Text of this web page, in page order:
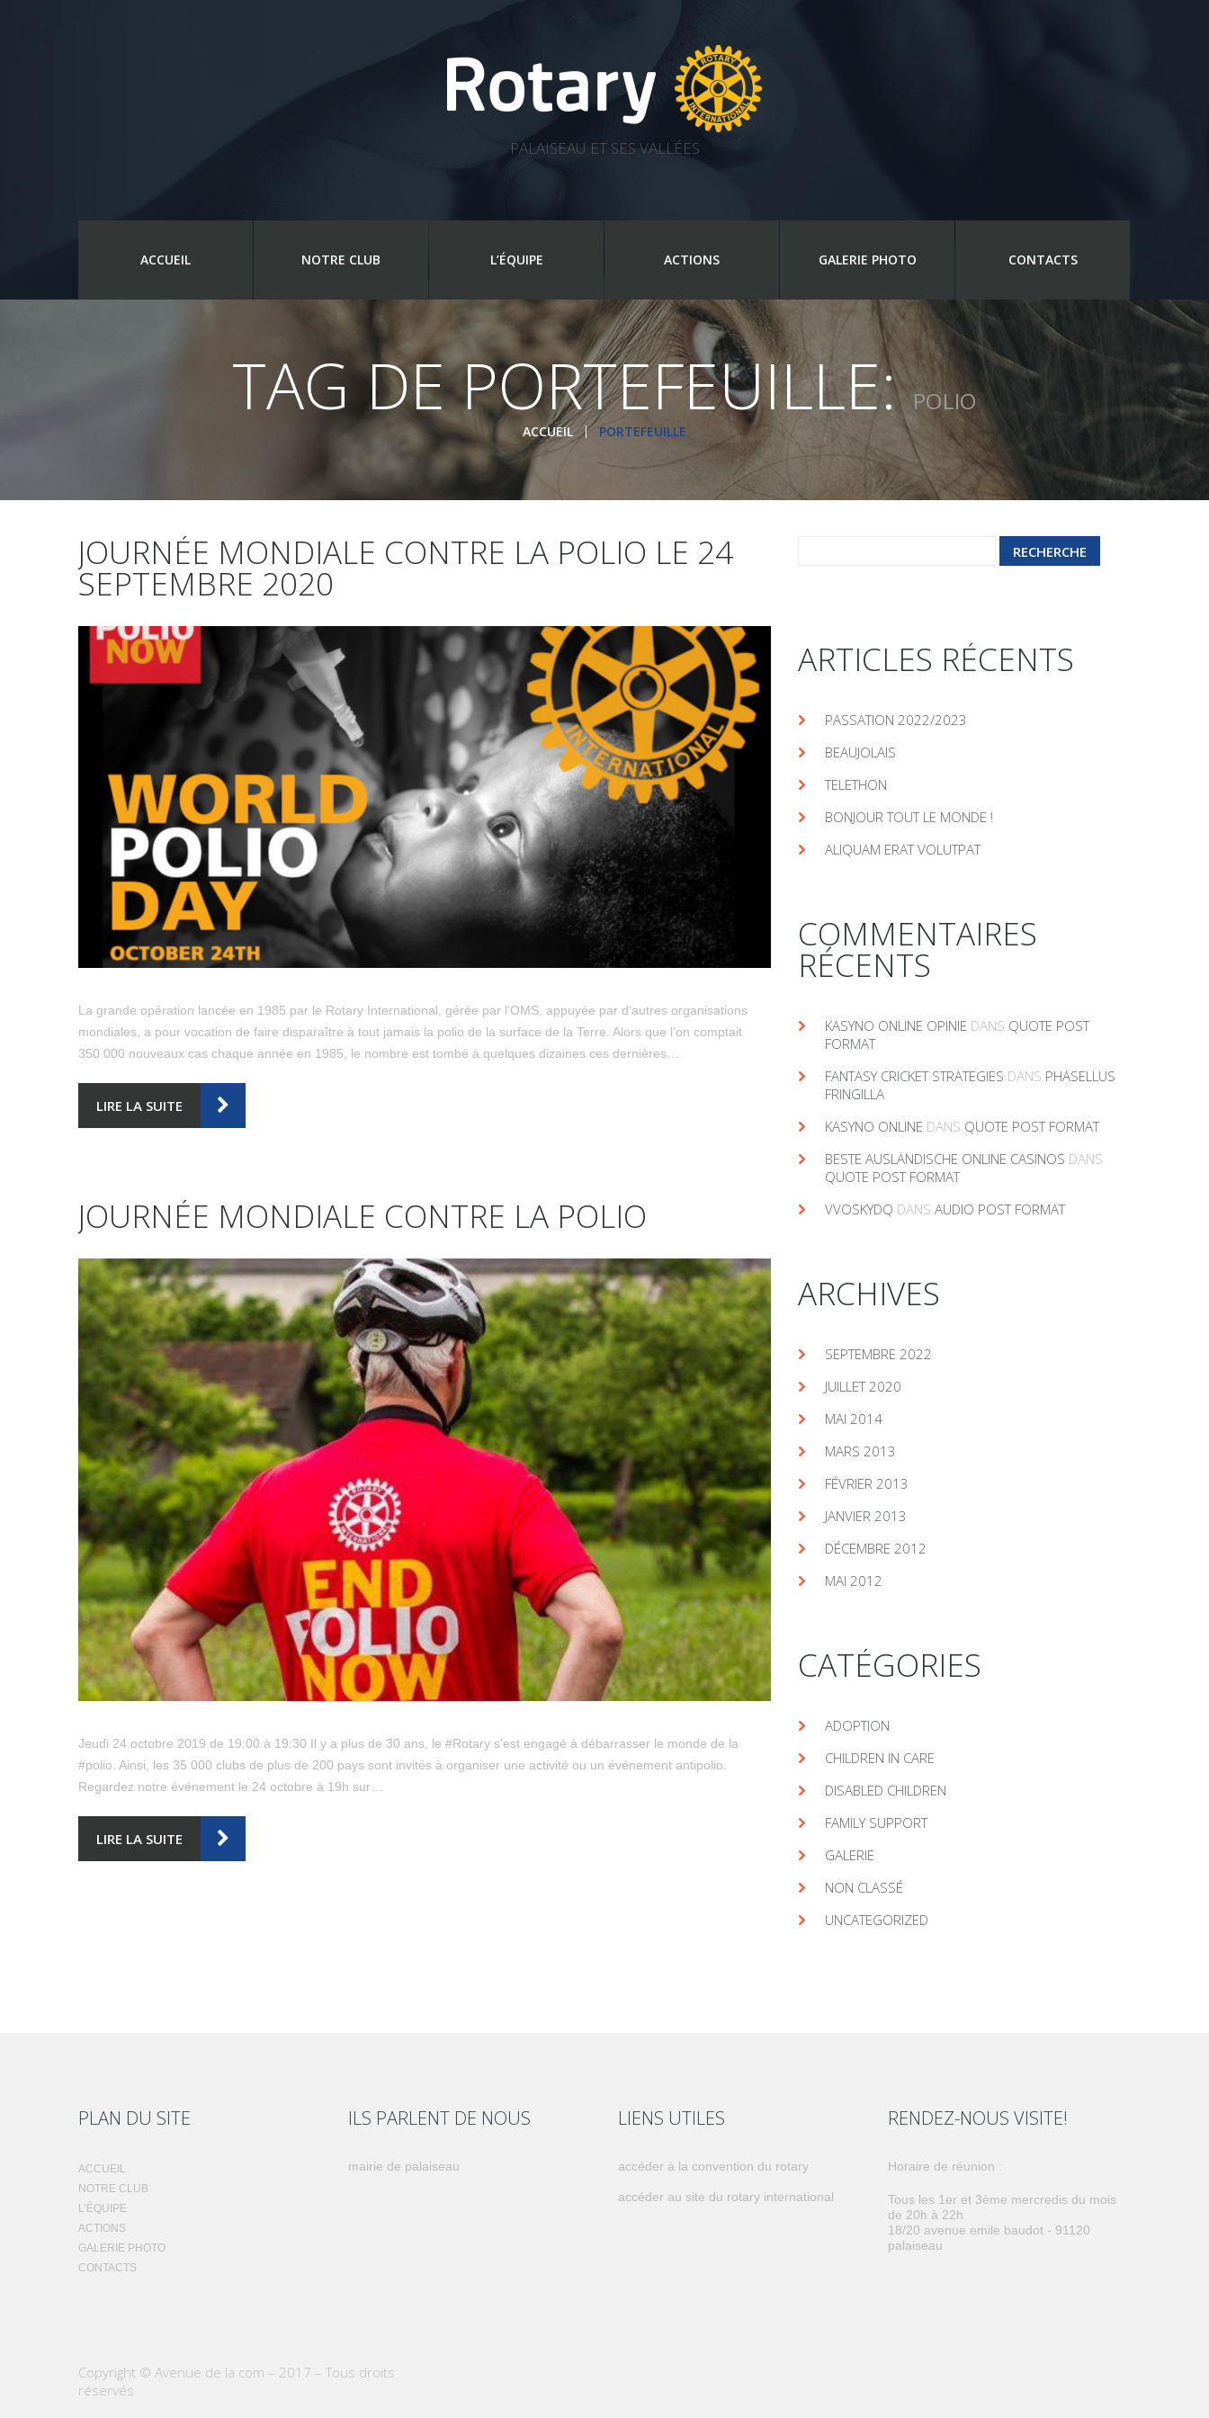
PALAISEAU ET SES VALLÉES
ACCUEIL NOTRE CLUB L’ÉQUIPE ACTIONS GALERIE PHOTO CONTACTS
TAG DE PORTEFEUILLE:POLIO
ACCUEIL PORTEFEUILLE
JOURNÉE MONDIALE CONTRE LA POLIO LE 24
SEPTEMBRE 2020
La grande opération lancée en 1985 par le Rotary International, gérée par l’OMS, appuyée par d’autres organisations
mondiales, a pour vocation de faire disparaître à tout jamais la polio de la surface de la Terre. Alors que l’on comptait
350 000 nouveaux cas chaque année en 1985, le nombre est tombé à quelques dizaines ces dernières…
LIRE LA SUITE
JOURNÉE MONDIALE CONTRE LA POLIO
Jeudi 24 octobre 2019 de 19:00 à 19:30 Il y a plus de 30 ans, le #Rotary s'est engagé à débarrasser le monde de la
#polio. Ainsi, les 35 000 clubs de plus de 200 pays sont invités à organiser une activité ou un événement antipolio.
Regardez notre événement le 24 octobre à 19h sur…
LIRE LA SUITE
ARTICLES RÉCENTS
PASSATION 2022/2023
BEAUJOLAIS
TELETHON
BONJOUR TOUT LE MONDE !
ALIQUAM ERAT VOLUTPAT
COMMENTAIRES
RÉCENTS
KASYNO ONLINE OPINIE DANS QUOTE POST
FORMAT
FANTASY CRICKET STRATEGIES DANS PHASELLUS
FRINGILLA
KASYNO ONLINE DANS QUOTE POST FORMAT
BESTE AUSLÄNDISCHE ONLINE CASINOS DANS
QUOTE POST FORMAT
VVOSKYDQ DANS AUDIO POST FORMAT
ARCHIVES
SEPTEMBRE 2022
JUILLET 2020
MAI 2014
MARS 2013
FÉVRIER 2013
JANVIER 2013
DÉCEMBRE 2012
MAI 2012
CATÉGORIES
ADOPTION
CHILDREN IN CARE
DISABLED CHILDREN
FAMILY SUPPORT
GALERIE
NON CLASSÉ
UNCATEGORIZED
PLAN DU SITE
ACCUEIL
NOTRE CLUB
L’ÉQUIPE
ACTIONS
GALERIE PHOTO
CONTACTS
ILS PARLENT DE NOUS
mairie de palaiseau
LIENS UTILES
accéder à la convention du rotary
accéder au site du rotary international
RENDEZ-NOUS VISITE!
horaire de réunion :
tous les 1er et 3ème mercredis du mois
de 20h à 22h
18/20 avenue emile baudot - 91120
palaiseau
Copyright © Avenue de la com – 2017 – Tous droits
réservés